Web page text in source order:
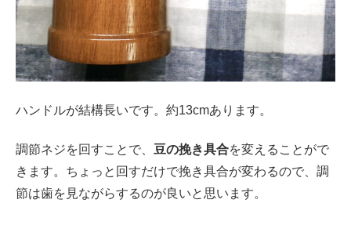
ハンドルが結構長いです。約13cmあります。
調節ネジを回すことで、 豆の挽き具合を変えることがで
きます。ちょっと回すだけで挽き具合が変わるので、調
節は歯を見ながらするのが良いと思います。